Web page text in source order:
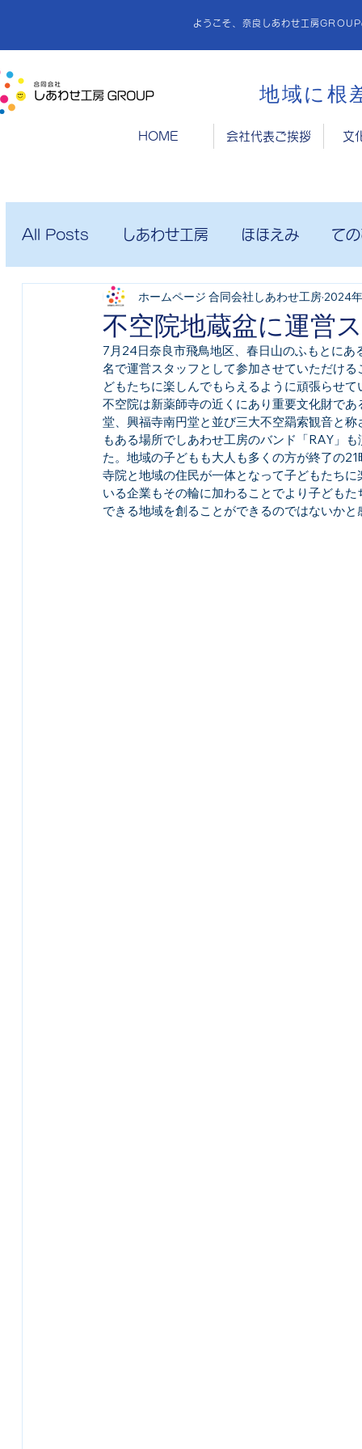
ようこそ、奈良しあわせ工房
地域に根
HOME 会社代表ご挨拶 文
All Posts しあわせ工房 ほほえみ て
ヨロコボ しあわせ工房記事 しあわせ
まほろば てのひら・いっぽ てのひら
新規投稿 しあわせ工房 まほろば
新規投稿 しあわせ工房 新規投稿
不空院地蔵盆に運営
ホームページ 合同会社しあわせ工房 2024
7月24日奈良市飛鳥地区、春日山のふもとに
名で運営スタッフとして参加させていただけ
どもたちに楽しんでもらえるように頑張らせ
不空院は新薬師寺の近くにあり重要文化財で
堂、興福寺南円堂と並び三大不空羂索観音と
もある場所でしあわせ工房のバンド「RAY」
た。地域の子どもも大人も多くの方が終了の
寺院と地域の住民が一体となって子どもたち
いる企業もその輪に加わることでより子ども
できる地域を創ることができるのではないか